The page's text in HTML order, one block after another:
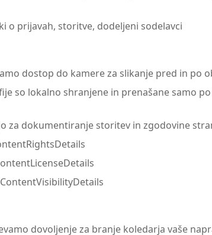
o prijavah, storitve, dodeljeni sodelavci
dostop do kamere za slikanje pred in po
so lokalno shranjene in prenašane samo
za dokumentiranje storitev in zgodovine
dovoljenje za branje koledarja vaše